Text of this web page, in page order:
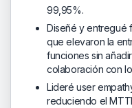
99,95%.
Diseñé y entregué
que elevaron la
funciones sin
colaboración con
Lideré user
reduciendo el